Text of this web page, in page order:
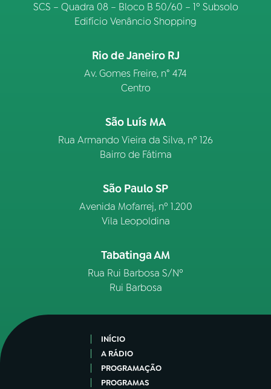
SCS – Quadra 08 – Bloco B 50/60 – 1º Subsolo
Edifício Venâncio Shopping
Rio de Janeiro RJ
Av. Gomes Freire, n° 474
Centro
São Luís MA
Rua Armando Vieira da Silva, nº 126
Bairro de Fátima
São Paulo SP
Avenida Mofarrej, nº 1.200
Vila Leopoldina
Tabatinga AM
Rua Rui Barbosa S/Nº
Rui Barbosa
INÍCIO
A RÁDIO
PROGRAMAÇÃO
PROGRAMAS